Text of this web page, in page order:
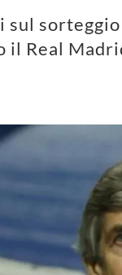
il Real